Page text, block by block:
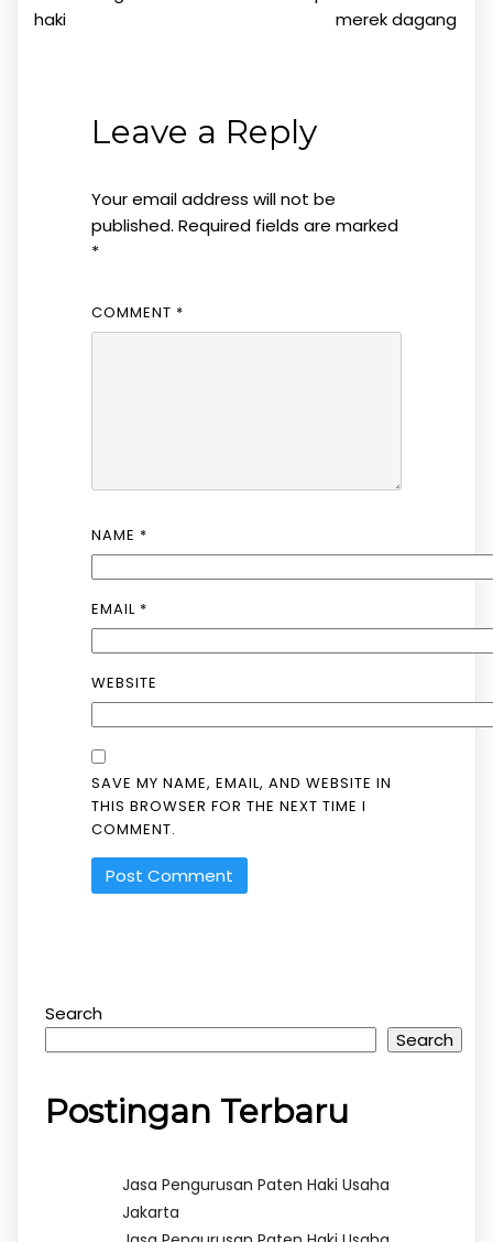
haki
merek dagang
Leave a Reply
Your email address will not be
published. Required fields are marked
*
COMMENT *
NAME *
EMAIL *
WEBSITE
SAVE MY NAME, EMAIL, AND WEBSITE IN
THIS BROWSER FOR THE NEXT TIME I
COMMENT.
Search
Search
Postingan Terbaru
Jasa Pengurusan Paten Haki Usaha
Jakarta